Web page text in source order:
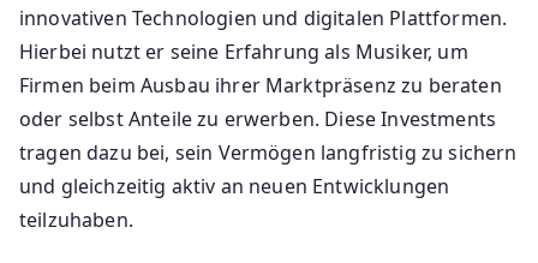
innovativen Technologien und digitalen Plattformen.
Hierbei nutzt er seine Erfahrung als Musiker, um
Firmen beim Ausbau ihrer Marktpräsenz zu beraten
oder selbst Anteile zu erwerben. Diese Investments
tragen dazu bei, sein Vermögen langfristig zu sichern
und gleichzeitig aktiv an neuen Entwicklungen
teilzuhaben.